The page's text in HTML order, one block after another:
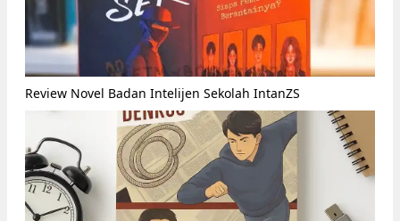
Review Novel Badan Intelijen Sekolah IntanZS